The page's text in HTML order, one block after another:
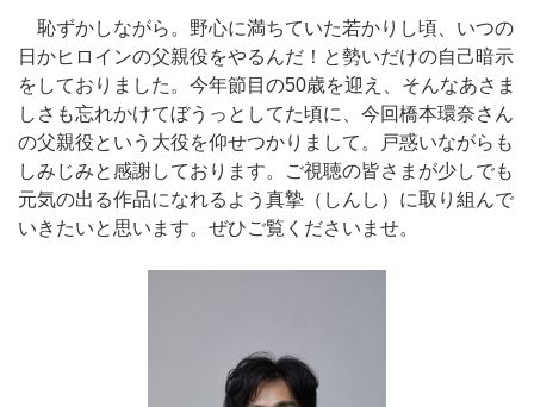
恥ずかしながら。野心に満ちていた若かりし頃、いつの
日かヒロインの父親役をやるんだ！と勢いだけの自己暗示
をしておりました。今年節目の50歳を迎え、そんなあさま
しさも忘れかけてぼうっとしてた頃に、今回橋本環奈さん
の父親役という大役を仰せつかりまして。戸惑いながらも
しみじみと感謝しております。ご視聴の皆さまが少しでも
元気の出る作品になれるよう真摯（しんし）に取り組んで
いきたいと思います。ぜひご覧くださいませ。